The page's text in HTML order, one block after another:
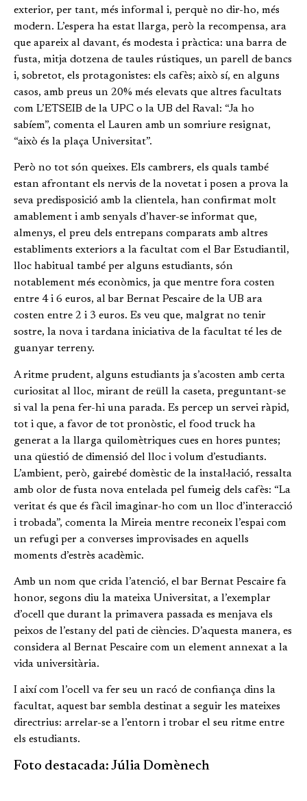
exterior, per tant, més informal i, perquè no dir-ho, més
modern. L’espera ha estat llarga, però la recompensa, ara
que apareix al davant, és modesta i pràctica: una barra de
fusta, mitja dotzena de taules rústiques, un parell de bancs
i, sobretot, els protagonistes: els cafès; això sí, en alguns
casos, amb preus un 20% més elevats que altres facultats
com L’ETSEIB de la UPC o la UB del Raval: “Ja ho
sabíem”, comenta el Lauren amb un somriure resignat,
“això és la plaça Universitat”.
Però no tot són queixes. Els cambrers, els quals també
estan afrontant els nervis de la novetat i posen a prova la
seva predisposició amb la clientela, han confirmat molt
amablement i amb senyals d’haver-se informat que,
almenys, el preu dels entrepans comparats amb altres
establiments exteriors a la facultat com el Bar Estudiantil,
lloc habitual també per alguns estudiants, són
notablement més econòmics, ja que mentre fora costen
entre 4 i 6 euros, al bar Bernat Pescaire de la UB ara
costen entre 2 i 3 euros. Es veu que, malgrat no tenir
sostre, la nova i tardana iniciativa de la facultat té les de
guanyar terreny.
A ritme prudent, alguns estudiants ja s’acosten amb certa
curiositat al lloc, mirant de reüll la caseta, preguntant-se
si val la pena fer-hi una parada. Es percep un servei ràpid,
tot i que, a favor de tot pronòstic, el food truck ha
generat a la llarga quilomètriques cues en hores puntes;
una qüestió de dimensió del lloc i volum d’estudiants.
L’ambient, però, gairebé domèstic de la instal·lació, ressalta
amb olor de fusta nova entelada pel fumeig dels cafès: “La
veritat és que és fàcil imaginar-ho com un lloc d’interacció
i trobada”, comenta la Mireia mentre reconeix l’espai com
un refugi per a converses improvisades en aquells
moments d’estrès acadèmic.
Amb un nom que crida l’atenció, el bar Bernat Pescaire fa
honor, segons diu la mateixa Universitat, a l’exemplar
d’ocell que durant la primavera passada es menjava els
peixos de l’estany del pati de ciències. D’aquesta manera, es
considera al Bernat Pescaire com un element annexat a la
vida universitària.
I així com l’ocell va fer seu un racó de confiança dins la
facultat, aquest bar sembla destinat a seguir les mateixes
directrius: arrelar-se a l’entorn i trobar el seu ritme entre
els estudiants.
Foto destacada: Júlia Domènech